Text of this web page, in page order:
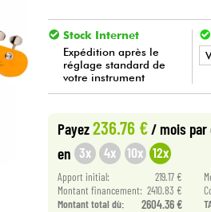
Stock Internet
Expédition après le
réglage standard de
votre instrument
• Star
•
•
Payez236.76 €/ mois par
en 3x 4x 10x 12x
Apport initial: 219.17 €
Montant financement: 2410.83 €
Montant total dù:
2604.36 €